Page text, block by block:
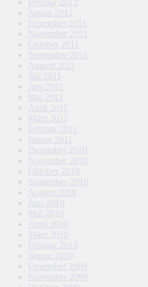
Februar 2012
Januar 2012
Dezember 2011
November 2011
Oktober 2011
September 2011
August 2011
Juli 2011
Juni 2011
Mai 2011
April 2011
März 2011
Februar 2011
Januar 2011
Dezember 2010
November 2010
Oktober 2010
September 2010
August 2010
Juni 2010
Mai 2010
April 2010
März 2010
Februar 2010
Januar 2010
Dezember 2009
November 2009